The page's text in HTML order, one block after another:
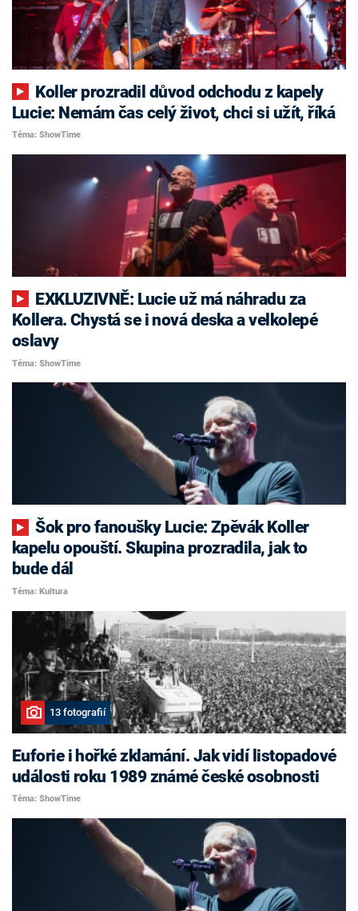
Lucie: Nemám čas celý život, chci si užít, říká
Téma: ShowTime
Kollera. Chystá se i nová deska a velkolepé
oslavy
Téma: ShowTime
Šok pro fanoušky Lucie: Zpěvák Koller
kapelu opouští. Skupina prozradila, jak to
bude dál
Téma: Kultura
13 fotografií
Euforie i hořké zklamání. Jak vidí listopadové
události roku 1989 známé české osobnosti
Téma: ShowTime